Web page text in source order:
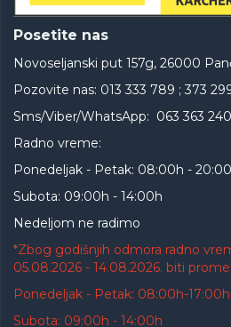
Posetite nas
Novoseljanski put 157g, 26000
Pozovite nas: 013 333 789 ; 373
Sms/Viber/WhatsApp: 063 363 240
Radno vreme:
Ponedeljak - Petak: 08:00h -
Subota: 09:00h - 14:00h
Nedeljom ne radimo
*Zbog godišnjih odmora radno
05.08.2026 - 14.08.2026. biti
Ponedeljak - Petak: 08:00h-17:00h
Subota: 09:00h - 14:00h